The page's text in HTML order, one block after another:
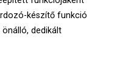
készítő funkció
dedikált